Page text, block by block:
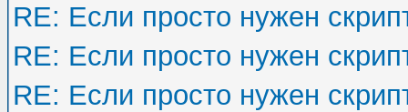
RE: Если просто нужен
RE: Если просто нужен
RE: Если просто нужен